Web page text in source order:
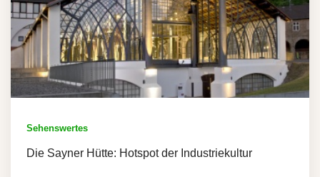
Sehenswertes
Die Sayner Hütte: Hotspot der Industriekultur